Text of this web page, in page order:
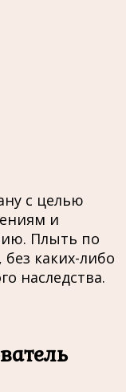
с целью
и
Плыть по
без каких-либо
наследства.